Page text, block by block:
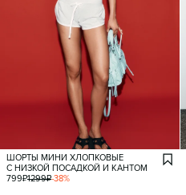
ШОРТЫ МИНИ ХЛОПКОВЫЕ
С НИЗКОЙ ПОСАДКОЙ И КАНТОМ
799₽1299₽-38%